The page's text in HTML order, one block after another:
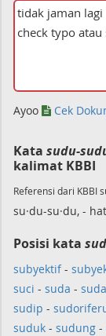
Ayoo Cek
Kata sudu-
kalimat KBBI
Referensi dari KBBI
su·du-su·du, -
Posisi kata
subyektif-
suci - suda -
sudip -
suduk - sudung -